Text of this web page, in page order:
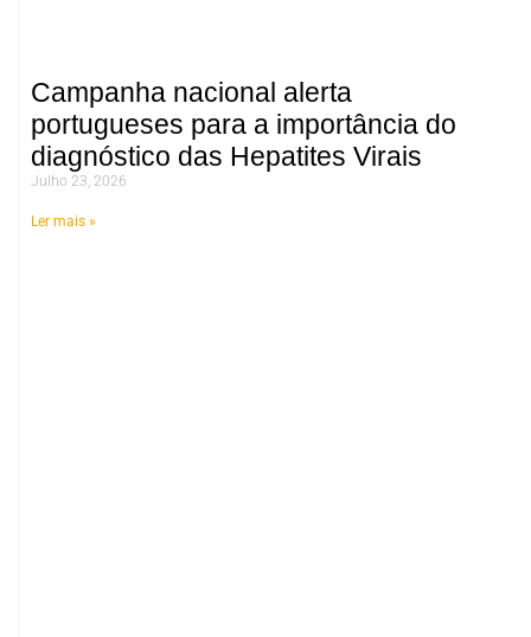
Campanha nacional alerta
portugueses para a importância do
diagnóstico das Hepatites Virais
Julho 23, 2026
Ler mais »